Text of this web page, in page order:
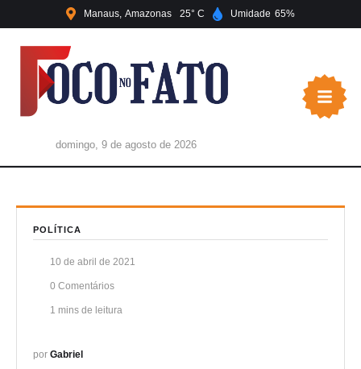
Manaus Amazonas 25 Umidade 65
domingo, 9 de agosto de 2026
POLÍTICA
10 de abril de 2021
0 Comentários
1 mins de leitura
por Gabriel